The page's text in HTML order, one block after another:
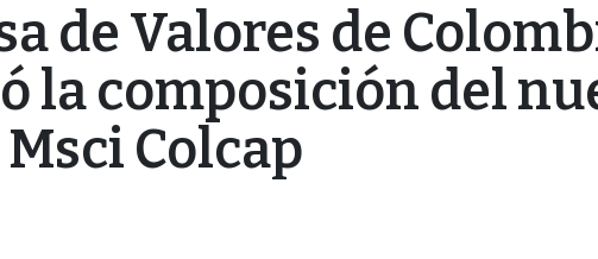
de Valores de
la composición del
Colcap